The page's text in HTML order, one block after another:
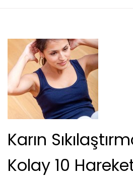
Karın
Kolay 10